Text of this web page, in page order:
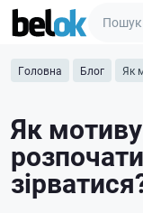
Головна Блог Як
Як